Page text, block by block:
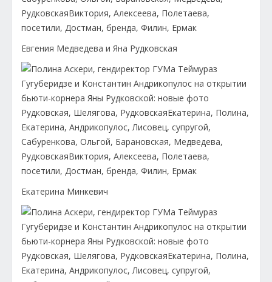
Евгения Медведева и Яна Рудковская
Екатерина Минкевич